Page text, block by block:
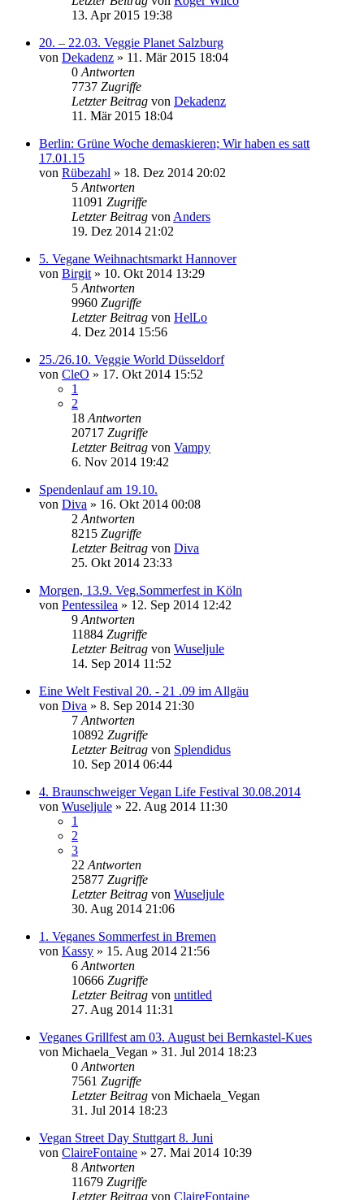
13. Apr 2015 19:38
20. – 22.03. Veggie Planet Salzburg
von Dekadenz » 11. Mär 2015 18:04
0 Antworten
7737 Zugriffe
Letzter Beitrag von Dekadenz
11. Mär 2015 18:04
Berlin: Grüne Woche demaskieren; Wir haben es satt
17.01.15
von Rübezahl » 18. Dez 2014 20:02
5 Antworten
11091 Zugriffe
Letzter Beitrag von Anders
19. Dez 2014 21:02
5. Vegane Weihnachtsmarkt Hannover
von Birgit » 10. Okt 2014 13:29
5 Antworten
9960 Zugriffe
Letzter Beitrag von HelLo
4. Dez 2014 15:56
25./26.10. Veggie World Düsseldorf
von CleO » 17. Okt 2014 15:52
1
2
18 Antworten
20717 Zugriffe
Letzter Beitrag von Vampy
6. Nov 2014 19:42
Spendenlauf am 19.10.
von Diva » 16. Okt 2014 00:08
2 Antworten
8215 Zugriffe
Letzter Beitrag von Diva
25. Okt 2014 23:33
Morgen, 13.9. Veg.Sommerfest in Köln
von Pentessilea » 12. Sep 2014 12:42
9 Antworten
11884 Zugriffe
Letzter Beitrag von Wuseljule
14. Sep 2014 11:52
Eine Welt Festival 20. - 21 .09 im Allgäu
von Diva » 8. Sep 2014 21:30
7 Antworten
10892 Zugriffe
Letzter Beitrag von Splendidus
10. Sep 2014 06:44
4. Braunschweiger Vegan Life Festival 30.08.2014
von Wuseljule » 22. Aug 2014 11:30
1
2
3
22 Antworten
25877 Zugriffe
Letzter Beitrag von Wuseljule
30. Aug 2014 21:06
1. Veganes Sommerfest in Bremen
von Kassy » 15. Aug 2014 21:56
6 Antworten
10666 Zugriffe
Letzter Beitrag von untitled
27. Aug 2014 11:31
Veganes Grillfest am 03. August bei Bernkastel-Kues
von Michaela_Vegan » 31. Jul 2014 18:23
0 Antworten
7561 Zugriffe
Letzter Beitrag von Michaela_Vegan
31. Jul 2014 18:23
Vegan Street Day Stuttgart 8. Juni
von ClaireFontaine » 27. Mai 2014 10:39
8 Antworten
11679 Zugriffe
Letzter Beitrag von ClaireFontaine